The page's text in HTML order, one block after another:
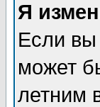
Я
Если вы
может
летним